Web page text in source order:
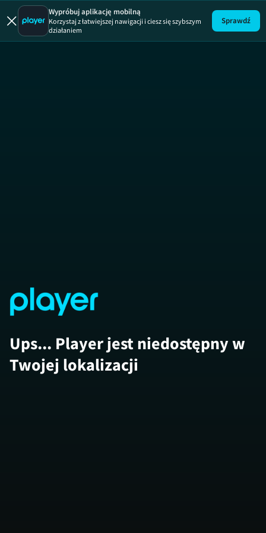
Wypróbuj aplikację mobilną
Korzystaj z łatwiejszej nawigacji i ciesz się szybszym
działaniem
Sprawdź
Ups... Player jest niedostępny w
Twojej lokalizacji